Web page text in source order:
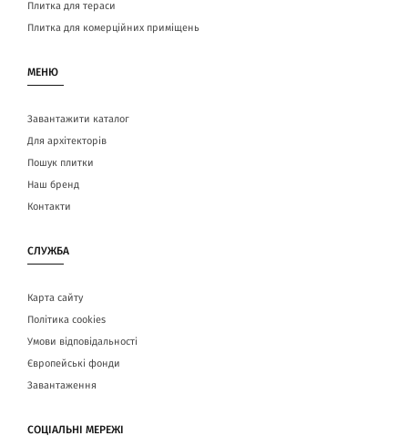
Плитка для тераси
Плитка для комерційних приміщень
МЕНЮ
Завантажити каталог
Для архітекторів
Пошук плитки
Наш бренд
Контакти
СЛУЖБА
Карта сайту
Політика cookies
Умови відповідальності
Європейські фонди
Завантаження
СОЦІАЛЬНІ МЕРЕЖІ